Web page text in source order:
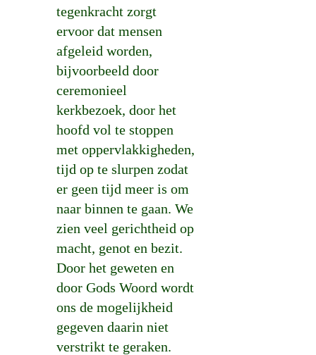
tegenkracht zorgt
ervoor dat mensen
afgeleid worden,
bijvoorbeeld door
ceremonieel
kerkbezoek, door het
hoofd vol te stoppen
met oppervlakkigheden,
tijd op te slurpen zodat
er geen tijd meer is om
naar binnen te gaan. We
zien veel gerichtheid op
macht, genot en bezit.
Door het geweten en
door Gods Woord wordt
ons de mogelijkheid
gegeven daarin niet
verstrikt te geraken.